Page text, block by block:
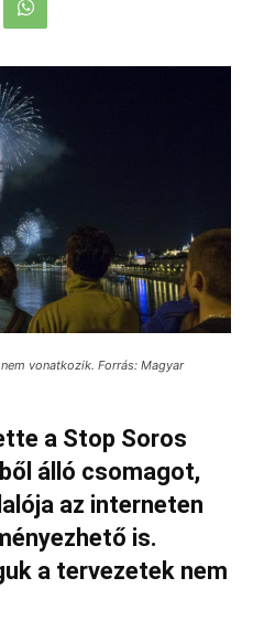
vonatkozik. Forrás: Magyar
a Stop Soros
álló csomagot,
az interneten
is.
a tervezetek nem